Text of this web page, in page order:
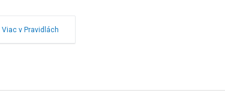
Viac v Pravidlách